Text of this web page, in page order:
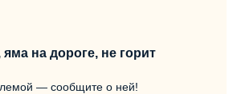
на дороге, не горит
— сообщите о ней!